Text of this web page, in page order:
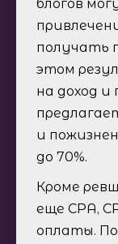
блогов
получать
этом
на доход и
и
до 70%.
Кроме
еще CPA,
оплаты.